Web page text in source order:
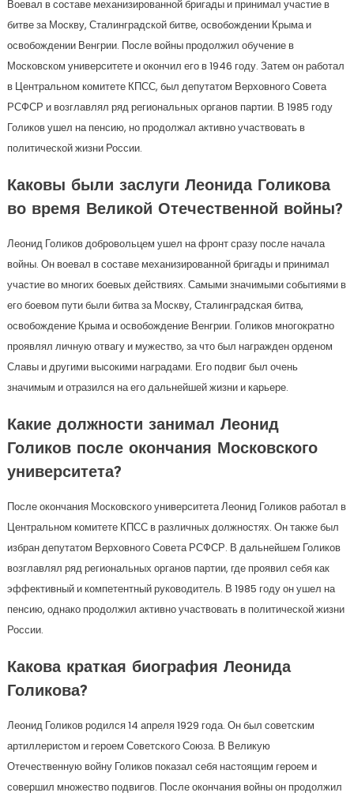
Воевал в составе механизированной бригады и принимал участие в
битве за Москву, Сталинградской битве, освобождении Крыма и
освобождении Венгрии. После войны продолжил обучение в
Московском университете и окончил его в 1946 году. Затем он работал
в Центральном комитете КПСС, был депутатом Верховного Совета
РСФСР и возглавлял ряд региональных органов партии. В 1985 году
Голиков ушел на пенсию, но продолжал активно участвовать в
политической жизни России.
Каковы были заслуги Леонида Голикова
во время Великой Отечественной войны?
Леонид Голиков добровольцем ушел на фронт сразу после начала
войны. Он воевал в составе механизированной бригады и принимал
участие во многих боевых действиях. Самыми значимыми событиями в
его боевом пути были битва за Москву, Сталинградская битва,
освобождение Крыма и освобождение Венгрии. Голиков многократно
проявлял личную отвагу и мужество, за что был награжден орденом
Славы и другими высокими наградами. Его подвиг был очень
значимым и отразился на его дальнейшей жизни и карьере.
Какие должности занимал Леонид
Голиков после окончания Московского
университета?
После окончания Московского университета Леонид Голиков работал в
Центральном комитете КПСС в различных должностях. Он также был
избран депутатом Верховного Совета РСФСР. В дальнейшем Голиков
возглавлял ряд региональных органов партии, где проявил себя как
эффективный и компетентный руководитель. В 1985 году он ушел на
пенсию, однако продолжил активно участвовать в политической жизни
России.
Какова краткая биография Леонида
Голикова?
Леонид Голиков родился 14 апреля 1929 года. Он был советским
артиллеристом и героем Советского Союза. В Великую
Отечественную войну Голиков показал себя настоящим героем и
совершил множество подвигов. После окончания войны он продолжил